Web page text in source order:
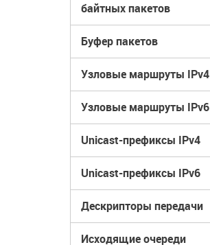
байтных пакетов
Буфер пакетов
Узловые маршруты IPv4
Узловые маршруты IPv6
Unicast-префиксы IPv4
Unicast-префиксы IPv6
Дескрипторы передачи
Исходящие очереди